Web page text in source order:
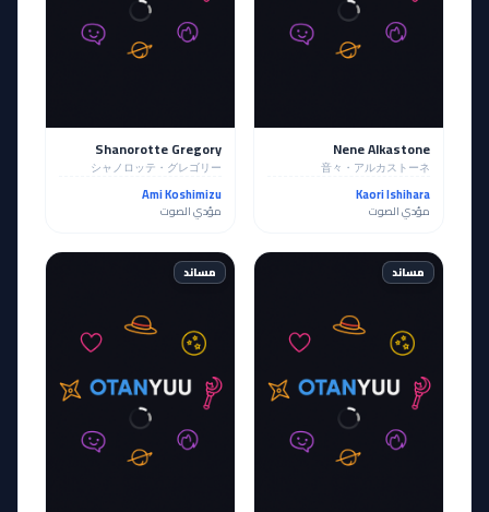
Nene Alkastone
音々・アルカストーネ
Kaori Ishihara
مؤدي الصوت
Shanorotte Gregory
シャノロッテ・グレゴリー
Ami Koshimizu
مؤدي الصوت
مساند مساند